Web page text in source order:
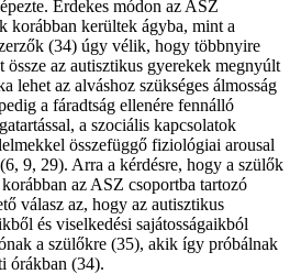
Érdekes módon az ASZ
korábban kerültek ágyba, mint a
(34) úgy vélik, hogy többnyire
össze az autisztikus gyerekek megnyúlt
lehet az alváshoz szükséges álmosság
a fáradtság ellenére fennálló
a szociális kapcsolatok
összefüggő fiziológiai arousal
9, 29). Arra a kérdésre, hogy a szülők
az ASZ csoportba tartozó
válasz az, hogy az autisztikus
és viselkedési sajátosságaikból
a szülőkre (35), akik így próbálnak
órákban (34).